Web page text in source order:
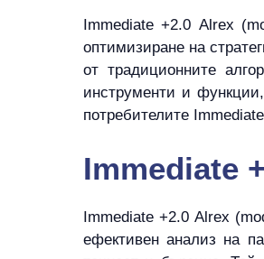
Immediate +2.0 Alrex
оптимизиране на
от традиционните
инструменти и
потребителите
Immediate
Immediate +2.0 Alrex
ефективен анализ на